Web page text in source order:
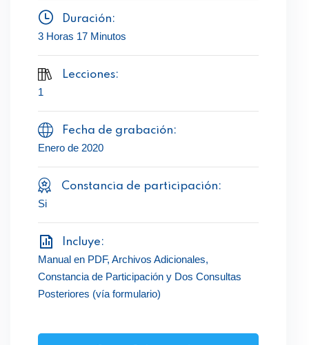
Duración:
3 Horas 17 Minutos
Lecciones:
1
Fecha de grabación:
Enero de 2020
Constancia de participación:
Si
Incluye:
Manual en PDF, Archivos Adicionales,
Constancia de Participación y Dos Consultas
Posteriores (vía formulario)